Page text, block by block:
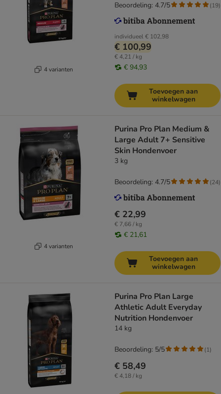
4 varianten
individueel€ 102,98
€ 100,99
€ 4,21 / kg
€ 94,93
Beoordeling: 4.7/5 (19)
Toevoegen aan
winkelwagen
4 varianten
Purina Pro Plan Medium &
Large Adult 7+ Sensitive
Skin Hondenvoer
3 kg
€ 22,99
€ 7,66 / kg
€ 21,61
Beoordeling: 4.7/5 (24)
Toevoegen aan
winkelwagen
Purina Pro Plan Large
Athletic Adult Everyday
Nutrition Hondenvoer
14 kg
€ 58,49
€ 4,18 / kg
Beoordeling: 5/5 (1)